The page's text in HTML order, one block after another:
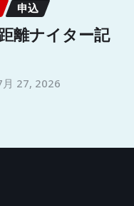
申込
離ナイター記
月 27, 2026